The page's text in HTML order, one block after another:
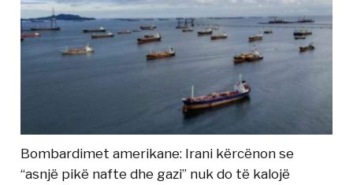
Bombardimet amerikane: Irani kërcënon se
“asnjë pikë nafte dhe gazi” nuk do të kalojë